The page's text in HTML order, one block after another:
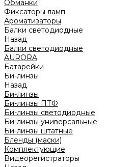
Обманки
Фиксаторы ламп
Ароматизаторы
Балки светодиодные
Назад
Балки светодиодные
AURORA
Батарейки
Би-линзы
Назад
Би-линзы
Би-линзы ПТФ
Би-линзы светодиодные
Би-линзы универсальные
Би-линзы штатные
Бленды (маски)
Комплектующие
Видеорегистраторы